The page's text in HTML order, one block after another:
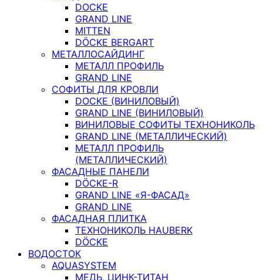
DOCKE
GRAND LINE
MITTEN
DÖCKE BERGART
МЕТАЛЛОСАЙДИНГ
МЕТАЛЛ ПРОФИЛЬ
GRAND LINE
СОФИТЫ ДЛЯ КРОВЛИ
DOCKE (ВИНИЛОВЫЙ)
GRAND LINE (ВИНИЛОВЫЙ)
ВИНИЛОВЫЕ СОФИТЫ ТЕХНОНИКОЛЬ
GRAND LINE (МЕТАЛЛИЧЕСКИЙ)
МЕТАЛЛ ПРОФИЛЬ
(МЕТАЛЛИЧЕСКИЙ)
ФАСАДНЫЕ ПАНЕЛИ
DÖCKE-R
GRAND LINE «Я-ФАСАД»
GRAND LINE
ФАСАДНАЯ ПЛИТКА
ТЕХНОНИКОЛЬ HAUBERK
DÖCKE
ВОДОСТОК
AQUASYSTEM
МЕДЬ, ЦИНК-ТИТАН